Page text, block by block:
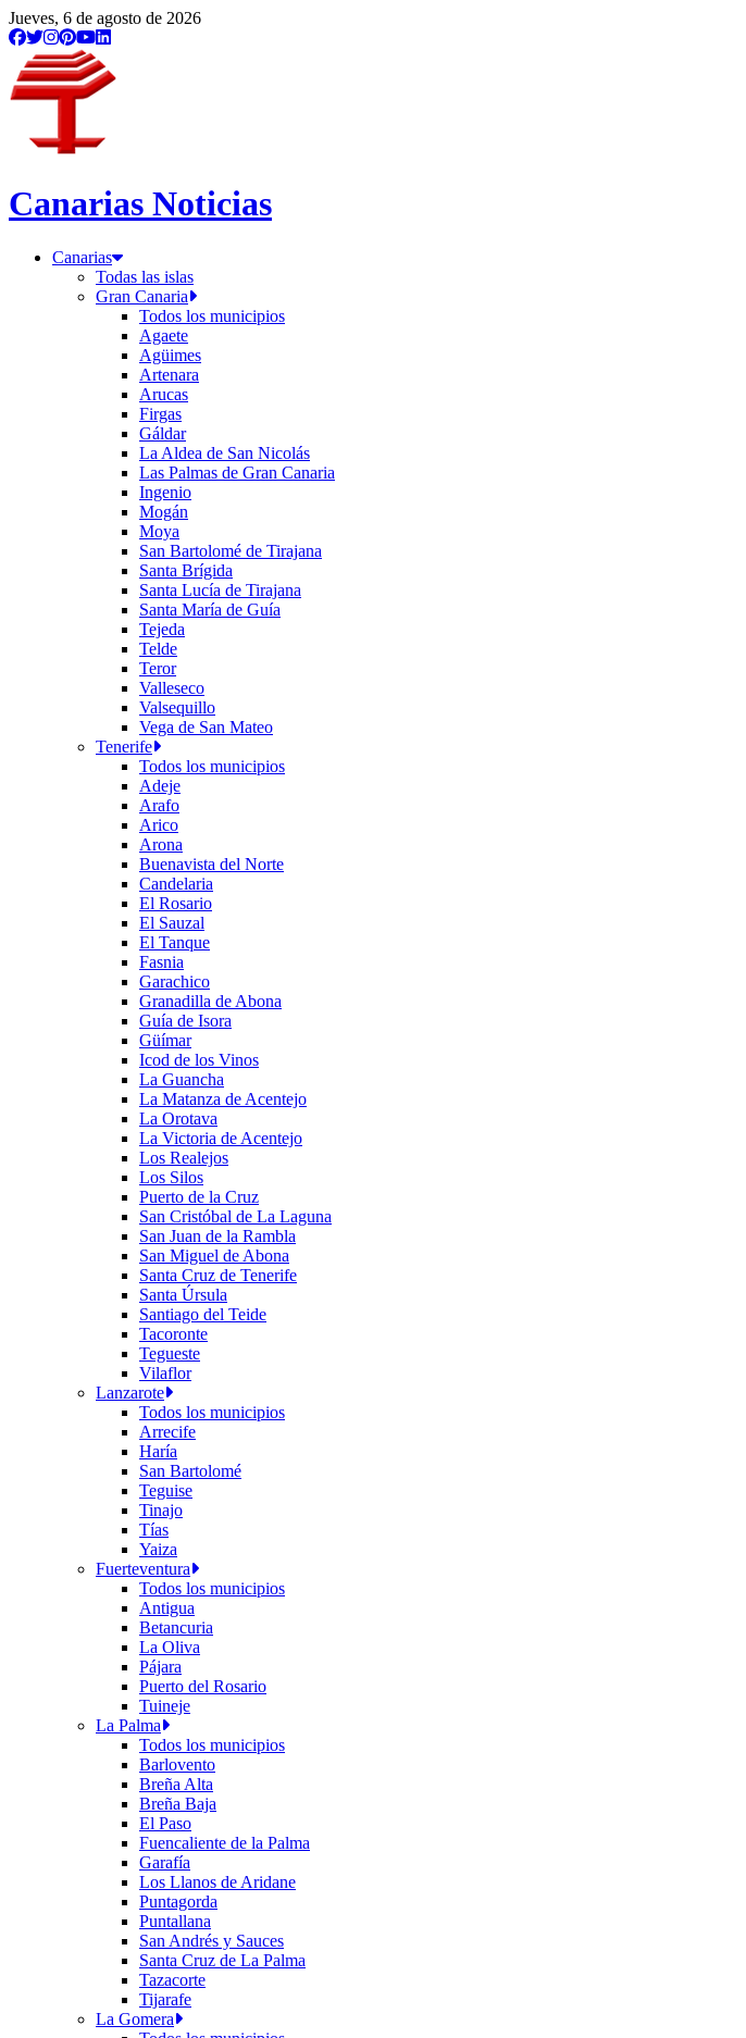
Jueves, 6 de agosto de 2026
Canarias Noticias
Canarias
Todas las islas
Gran Canaria
Todos los municipios
Agaete
Agüimes
Artenara
Arucas
Firgas
Gáldar
La Aldea de San Nicolás
Las Palmas de Gran Canaria
Ingenio
Mogán
Moya
San Bartolomé de Tirajana
Santa Brígida
Santa Lucía de Tirajana
Santa María de Guía
Tejeda
Telde
Teror
Valleseco
Valsequillo
Vega de San Mateo
Tenerife
Todos los municipios
Adeje
Arafo
Arico
Arona
Buenavista del Norte
Candelaria
El Rosario
El Sauzal
El Tanque
Fasnia
Garachico
Granadilla de Abona
Guía de Isora
Güímar
Icod de los Vinos
La Guancha
La Matanza de Acentejo
La Orotava
La Victoria de Acentejo
Los Realejos
Los Silos
Puerto de la Cruz
San Cristóbal de La Laguna
San Juan de la Rambla
San Miguel de Abona
Santa Cruz de Tenerife
Santa Úrsula
Santiago del Teide
Tacoronte
Tegueste
Vilaflor
Lanzarote
Todos los municipios
Arrecife
Haría
San Bartolomé
Teguise
Tinajo
Tías
Yaiza
Fuerteventura
Todos los municipios
Antigua
Betancuria
La Oliva
Pájara
Puerto del Rosario
Tuineje
La Palma
Todos los municipios
Barlovento
Breña Alta
Breña Baja
El Paso
Fuencaliente de la Palma
Garafía
Los Llanos de Aridane
Puntagorda
Puntallana
San Andrés y Sauces
Santa Cruz de La Palma
Tazacorte
Tijarafe
La Gomera